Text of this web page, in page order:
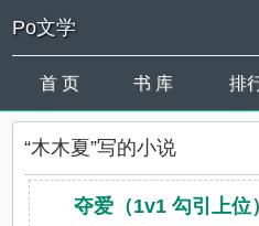
Po文学
首 页 书 库 排
“木木夏”写的小说
夺爱（1v1 勾引上位